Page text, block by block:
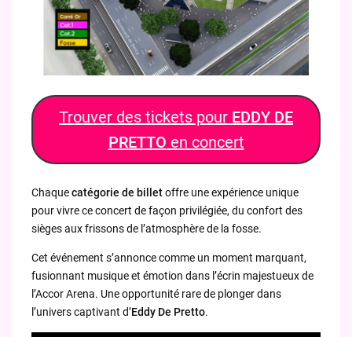
Trouver des tickets pour EDDY DE
PRETTO en concert
Chaquecatégorie de billetoffre une expérience unique
pour vivre ce concert de façon privilégiée, du confort des
sièges aux frissons de l’atmosphère de la fosse.
Cet événement s’annonce comme un moment marquant,
fusionnant musique et émotion dans l’écrin majestueux de
l’Accor Arena. Une opportunité rare de plonger dans
l’univers captivant d’Eddy De Pretto.